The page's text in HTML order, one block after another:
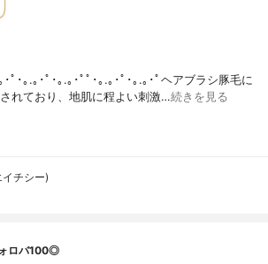
ﾟ･｡.｡･ﾟ･｡.｡･ﾟﾟ･｡.｡･ﾟ･｡.｡･ﾟヘアブラシ豚毛に
れており、地肌に程よい刺激…続きを見る
チシー)
ロバ100◎